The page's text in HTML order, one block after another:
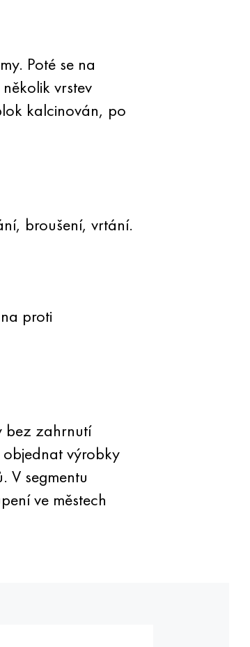
Poté se na
vrstev
kalcinován, po
broušení, vrtání.
proti
bez zahrnutí
výrobky
V segmentu
ve městech